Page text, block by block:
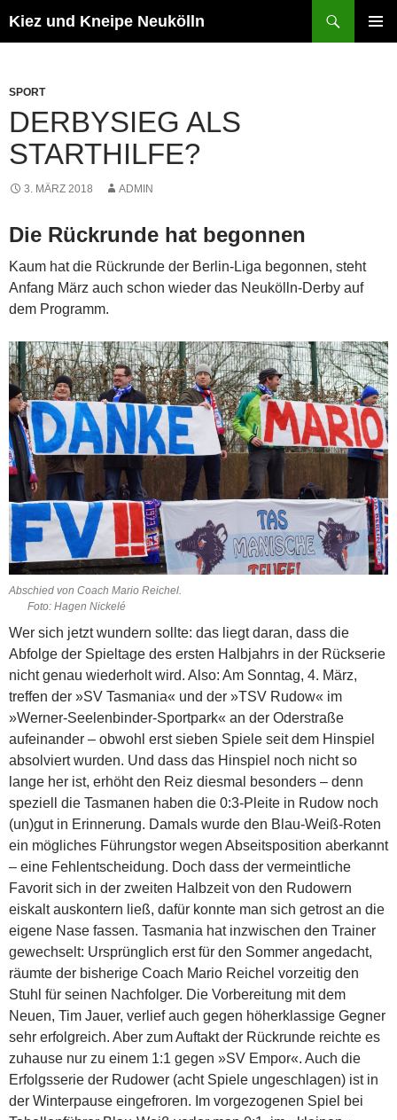
Inhalt
Kiez und Kneipe Neukölln
SPORT
DERBYSIEG ALS
STARTHILFE?
3. MÄRZ 2018 ADMIN
Die Rückrunde hat begonnen
Kaum hat die Rückrunde der Berlin-Liga begonnen, steht
Anfang März auch schon wieder das Neukölln-Derby auf
dem Programm.
Abschied von Coach Mario Reichel.
Foto: Hagen Nickelé
Wer sich jetzt wundern sollte: das liegt daran, dass die
Abfolge der Spieltage des ersten Halbjahrs in der Rückserie
nicht genau wiederholt wird. Also: Am Sonntag, 4. März,
treffen der »SV Tasmania« und der »TSV Rudow« im
»Werner-Seelenbinder-Sportpark« an der Oderstraße
aufeinander – obwohl erst sieben Spiele seit dem Hinspiel
absolviert wurden. Und dass das Hinspiel noch nicht so
lange her ist, erhöht den Reiz diesmal besonders – denn
speziell die Tasmanen haben die 0:3-Pleite in Rudow noch
(un)gut in Erinnerung. Damals wurde den Blau-Weiß-Roten
ein mögliches Führungstor wegen Abseitsposition aberkannt
– eine Fehlentscheidung. Doch dass der vermeintliche
Favorit sich in der zweiten Halbzeit von den Rudowern
eiskalt auskontern ließ, dafür konnte man sich getrost an die
eigene Nase fassen. Tasmania hat inzwischen den Trainer
gewechselt: Ursprünglich erst für den Sommer angedacht,
räumte der bisherige Coach Mario Reichel vorzeitig den
Stuhl für seinen Nachfolger. Die Vorbereitung mit dem
Neuen, Tim Jauer, verlief auch gegen höherklassige Gegner
sehr erfolgreich. Aber zum Auftakt der Rückrunde reichte es
zuhause nur zu einem 1:1 gegen »SV Empor«. Auch die
Erfolgsserie der Rudower (acht Spiele ungeschlagen) ist in
der Winterpause eingefroren. Im vorgezogenen Spiel bei